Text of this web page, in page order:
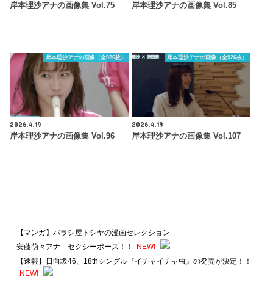
岸本理沙アナの画像集 Vol.75
岸本理沙アナの画像集 Vol.85
岸本理沙アナの画像（全926枚）
2026.4.19
岸本理沙アナの画像集 Vol.96
岸本理沙アナの画像（全926枚）
2026.4.19
岸本理沙アナの画像集 Vol.107
【マンガ】バラシ屋トシヤの漫画セレクション
安藤萌々アナ セクシーポーズ！！
NEW!
【速報】日向坂46、18thシングル『イチャイチャ虫』の発売が決定！！
NEW!